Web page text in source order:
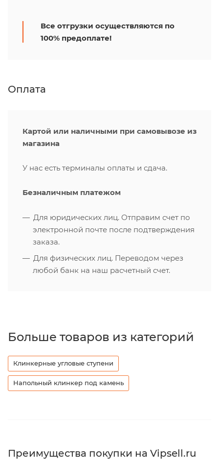
Все отгрузки осуществляются по
100% предоплате!
Оплата
Картой или наличными при самовывозе из
магазина
У нас есть терминалы оплаты и сдача.
Безналичным платежом
Для юридических лиц. Отправим счет по
электронной почте после подтверждения
заказа.
Для физических лиц. Переводом через
любой банк на наш расчетный счет.
Больше товаров из категорий
Клинкерные угловые ступени
Напольный клинкер под камень
Преимущества покупки на Vipsell.ru